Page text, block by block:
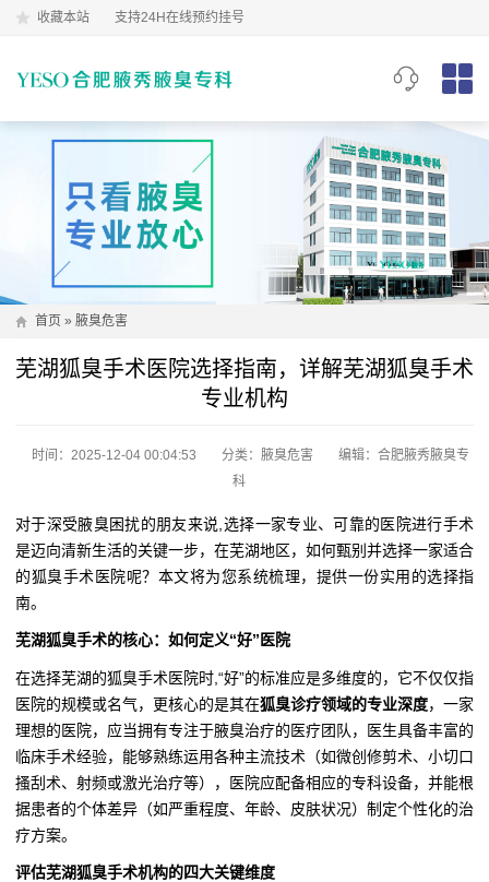
收藏本站 支持24H在线预约挂号
首页 » 腋臭危害
芜湖狐臭手术医院选择指南，详解芜湖狐臭手术
专业机构
时间：2025-12-04 00:04:53 分类： 腋臭危害
编辑：合肥腋秀腋臭专
科
对于深受腋臭困扰的朋友来说,选择一家专业、可靠的医院进行手术
是迈向清新生活的关键一步，在芜湖地区，如何甄别并选择一家适合
的狐臭手术医院呢？本文将为您系统梳理，提供一份实用的选择指
南。
芜湖狐臭手术的核心：如何定义“好”医院
在选择芜湖的狐臭手术医院时,“好”的标准应是多维度的，它不仅仅指
医院的规模或名气，更核心的是其在狐臭诊疗领域的专业深度，一家
理想的医院，应当拥有专注于腋臭治疗的医疗团队，医生具备丰富的
临床手术经验，能够熟练运用各种主流技术（如微创修剪术、小切口
搔刮术、射频或激光治疗等），医院应配备相应的专科设备，并能根
据患者的个体差异（如严重程度、年龄、皮肤状况）制定个性化的治
疗方案。
评估芜湖狐臭手术机构的四大关键维度